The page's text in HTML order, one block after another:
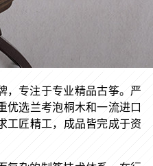
，专注于专业精品古筝。严
优选兰考泡桐木和一流进口
工匠精工，成品皆完成于资